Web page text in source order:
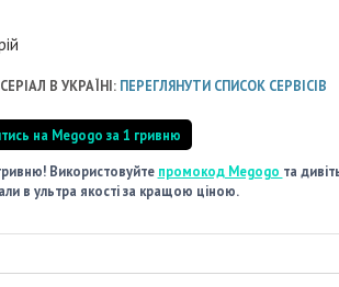
В УКРАЇНІ: ПЕРЕГЛЯНУТИ СПИСОК СЕРВІСІВ
на Megogo за 1 гривню
Використовуйте промокод Megogo та
в ультра якості за кращою ціною.